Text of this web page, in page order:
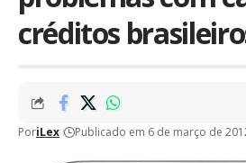
créditos
PoriLex Publicado em 6 de março de